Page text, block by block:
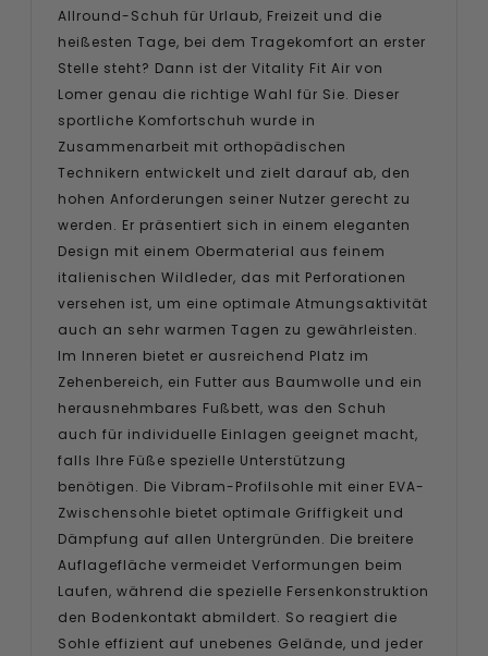
Allround-Schuh für Urlaub, Freizeit und die
heißesten Tage, bei dem Tragekomfort an erster
Stelle steht? Dann ist der Vitality Fit Air von
Lomer genau die richtige Wahl für Sie. Dieser
sportliche Komfortschuh wurde in
Zusammenarbeit mit orthopädischen
Technikern entwickelt und zielt darauf ab, den
hohen Anforderungen seiner Nutzer gerecht zu
werden. Er präsentiert sich in einem eleganten
Design mit einem Obermaterial aus feinem
italienischen Wildleder, das mit Perforationen
versehen ist, um eine optimale Atmungsaktivität
auch an sehr warmen Tagen zu gewährleisten.
Im Inneren bietet er ausreichend Platz im
Zehenbereich, ein Futter aus Baumwolle und ein
herausnehmbares Fußbett, was den Schuh
auch für individuelle Einlagen geeignet macht,
falls Ihre Füße spezielle Unterstützung
benötigen. Die Vibram-Profilsohle mit einer EVA-
Zwischensohle bietet optimale Griffigkeit und
Dämpfung auf allen Untergründen. Die breitere
Auflagefläche vermeidet Verformungen beim
Laufen, während die spezielle Fersenkonstruktion
den Bodenkontakt abmildert. So reagiert die
Sohle effizient auf unebenes Gelände, und jeder